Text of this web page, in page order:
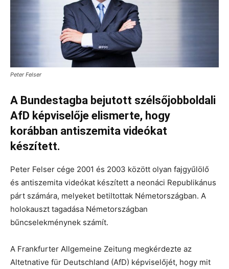
Peter Felser
A Bundestagba bejutott szélsőjobboldali
AfD képviselője elismerte, hogy
korábban antiszemita videókat
készített.
Peter Felser cége 2001 és 2003 között olyan fajgyűlölő
és antiszemita videókat készített a neonáci Republikánus
párt számára, melyeket betiltottak Németországban. A
holokauszt tagadása Németországban
bűncselekménynek számít.
A Frankfurter Allgemeine Zeitung megkérdezte az
Altetnative für Deutschland (AfD) képviselőjét, hogy mit